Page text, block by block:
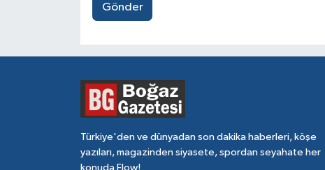
Gönder
Türkiye'den ve dünyadan son dakika haberleri, köşe
yazıları, magazinden siyasete, spordan seyahate her
konuda Flow!